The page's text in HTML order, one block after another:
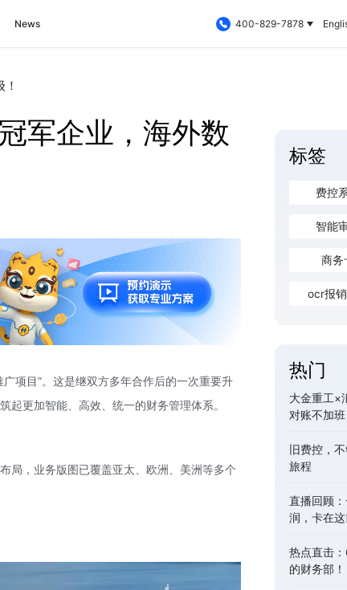
News 400-829-7878
军企业，海外数
项目”。这是继双方多年合作后的一次重要升
起更加智能、高效、统一的财务管理体系。
局，业务版图已覆盖亚太、欧洲、美洲等多个
标签
费控
智能
商务
ocr报
热门
大金重工×
对账不加班
旧费控，
旅程
直播回顾
润，卡在
热点直击
的财务部！